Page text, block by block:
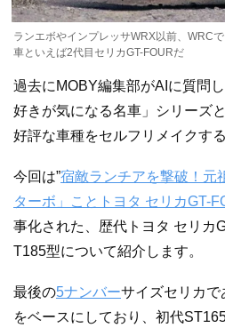
ランエボやインプレッサWRX以前、WRC
車といえば2代目セリカGT-FOURだ
過去にMOBY編集部がAIに質問
好きが気になる名車」シリーズ
好評な車種をセルフリメイクす
今回は”宿敵ランチアを撃破！元
ターボ」ことトヨタ セリカGT-
事化された、歴代トヨタ セリカ
T185型について紹介します。
最後の5ナンバーサイズセリカで
をベースにしており、初代